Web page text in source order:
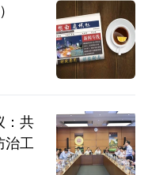
：共
治工